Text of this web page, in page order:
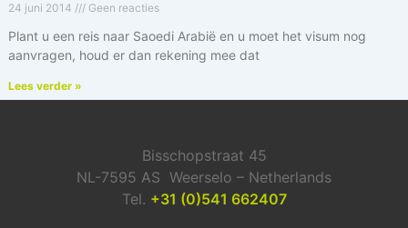
24 juni 2014 Geen reacties
Plant u een reis naar Saoedi Arabië en u moet het visum nog
aanvragen, houd er dan rekening mee dat
Lees verder »
Bisschopstraat 45
NL-7595 AS Weerselo – Netherlands
Tel. +31 (0)541 662407